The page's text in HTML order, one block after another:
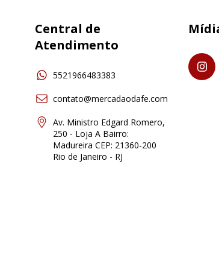
Central de
Atendimento
5521966483383
contato@mercadaodafe.com
Av. Ministro Edgard Romero,
250 - Loja A Bairro:
Madureira CEP: 21360-200
Rio de Janeiro - RJ